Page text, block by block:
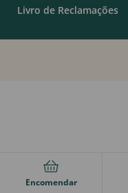
Livro de Reclamações
Encomendar